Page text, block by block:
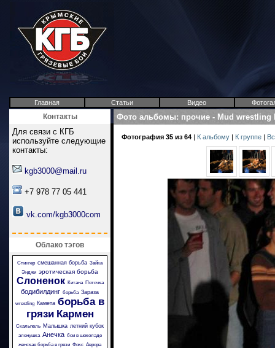
Главная Статьи Видео
Контакты
Для связи с КГБ
используйте следующие
контакты:
kgb3000@mail.ru
+7 978 77 05 441
vk.com/kgb3000com
Облако тэгов
Стингер смешанная борьба Зайка
Энджи эротическая борьба
Слоненок Китана Пяточка
бодибилдинг борьба Зараза
wrestling Камета борьба в
грязи Кармен
Скальпель Малышка летний кубок
аленушка Анечка бои в шоколаде
женская борьба в грязи Фокс Аврора
Фото альбомы: прочие - Mud wrestling
Фотография 35 из 64 | К альбому | К группе |